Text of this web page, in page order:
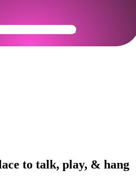
Community Ready
to talk, play, & hang